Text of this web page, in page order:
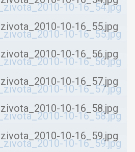
10-16_55.jpg
10-16_56.jpg
10-16_57.jpg
10-16_58.jpg
10-16_59.jpg